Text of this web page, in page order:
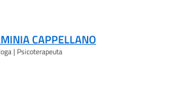
CAPPELLANO
| Psicoterapeuta